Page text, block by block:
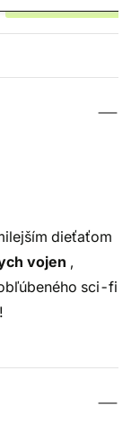
dieťaťom
vojen ,
sci-fi
!